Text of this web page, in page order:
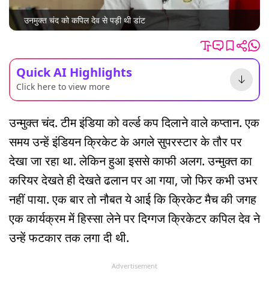
उनमुक्त चंद को कपिल देव से पड़ी थी डांट
Quick AI Highlights
Click here to view more
उन्मुक्त चंद. टीम इंडिया को वर्ल्ड कप दिलाने वाले कप्तान. एक
समय उन्हें इंडियन क्रिकेट के अगले सुपरस्टार के तौर पर
देखा जा रहा था. लेकिन हुआ इससे काफी अलग. उन्मुक्त का
करियर देखते ही देखते ढलान पर आ गया, जो फिर कभी उभर
नहीं पाया. एक बार तो नौबत ये आई कि क्रिकेट मैच की जगह
एक कार्यक्रम में हिस्सा लेने पर दिग्गज क्रिकेटर कपिल देव ने
उन्हें फटकार तक लगा दी थी.
Advertisement